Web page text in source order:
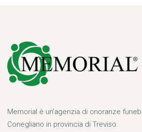
Memorial è un’agenzia di onoranze
Conegliano in provincia di Treviso.